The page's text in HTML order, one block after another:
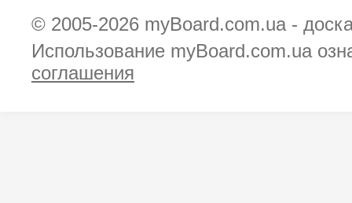
© 2005-2026 myBoard.com.ua -
Использование myBoard.com.ua
соглашения